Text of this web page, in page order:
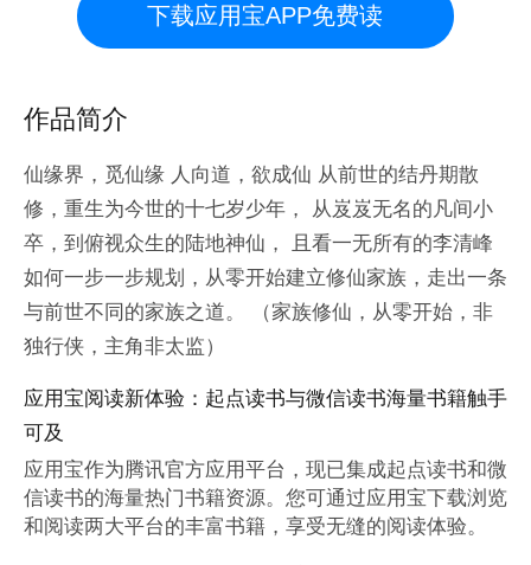
下载应用宝APP免费读
作品简介
仙缘界，觅仙缘 人向道，欲成仙 从前世的结丹期散
修，重生为今世的十七岁少年， 从岌岌无名的凡间小
卒，到俯视众生的陆地神仙， 且看一无所有的李清峰
如何一步一步规划，从零开始建立修仙家族，走出一条
与前世不同的家族之道。 （家族修仙，从零开始，非
独行侠，主角非太监）
应用宝阅读新体验：起点读书与微信读书海量书籍触手
可及
应用宝作为腾讯官方应用平台，现已集成起点读书和微
信读书的海量热门书籍资源。您可通过应用宝下载浏览
和阅读两大平台的丰富书籍，享受无缝的阅读体验。